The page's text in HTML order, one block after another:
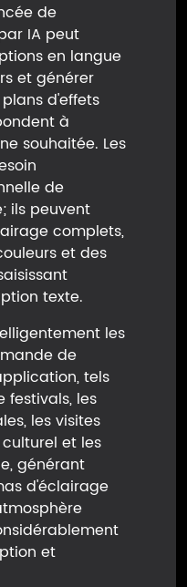
de
IA peut
en langue
et générer
d'effets
à
souhaitée. Les
de
ils peuvent
complets,
et des
texte.
les
de
tels
festivals, les
les visites
et les
générant
d'éclairage
et